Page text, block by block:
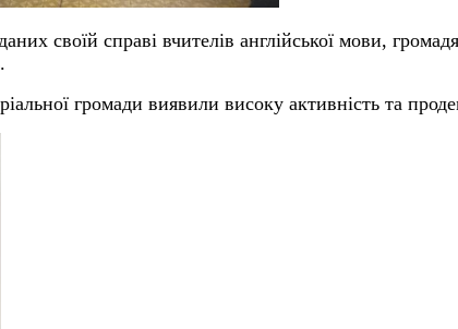
своїй справі вчителів англійської мови,
громади виявили високу активність та